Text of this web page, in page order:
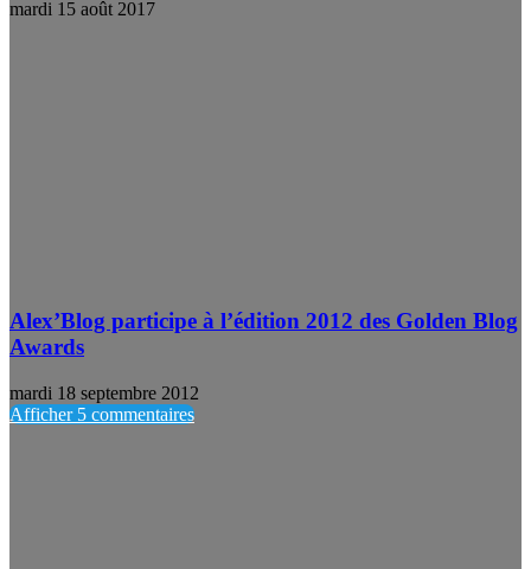
mardi 15 août 2017
Alex’Blog participe à l’édition 2012 des Golden Blog
Awards
mardi 18 septembre 2012
Afficher 5 commentaires